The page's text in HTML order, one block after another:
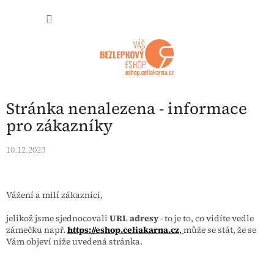
Stránka nenalezena - informace
pro zákazníky
10.12.2023
Vážení a milí zákazníci,
jelikož jsme sjednocovali URL adresy- to je to, co vidíte vedle
zámečku např. https://eshop.celiakarna.cz, může se stát, že se
Vám objeví níže uvedená stránka.